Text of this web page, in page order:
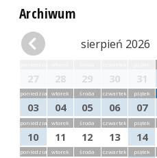
Archiwum
sierpień 2026
27 28 29 30 31
poniedziałek
03
wtorek
04
środa
05
czwartek
06
piątek
07
poniedziałek
10
wtorek
11
środa
12
czwartek
13
piątek
14
poniedziałekwtorek środa czwartek piątek